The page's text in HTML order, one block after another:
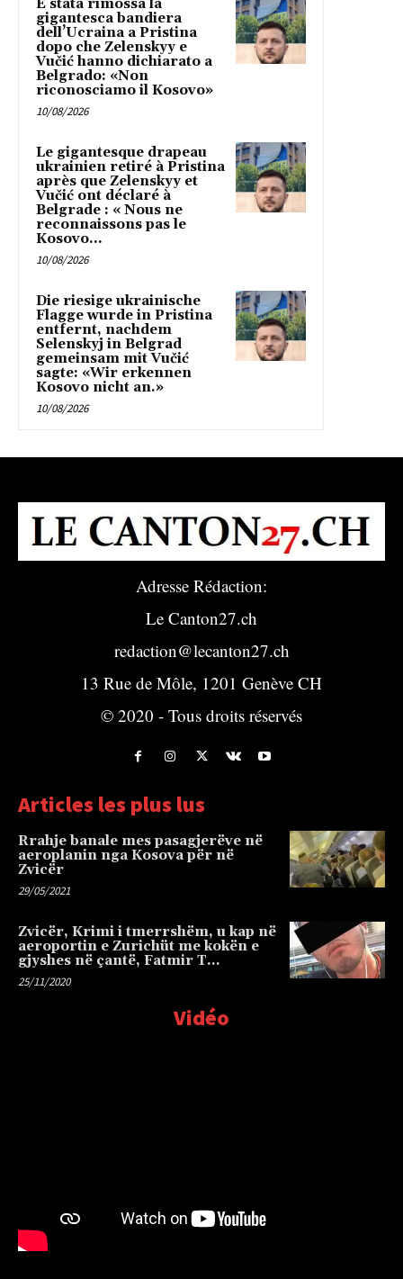
È stata rimossa la
gigantesca bandiera
dell’Ucraina a Pristina
dopo che Zelenskyy e
Vučić hanno dichiarato a
Belgrado: «Non
riconosciamo il Kosovo»
10/08/2026
Le gigantesque drapeau
ukrainien retiré à Pristina
après que Zelenskyy et
Vučić ont déclaré à
Belgrade : « Nous ne
reconnaissons pas le
Kosovo...
10/08/2026
Die riesige ukrainische
Flagge wurde in Pristina
entfernt, nachdem
Selenskyj in Belgrad
gemeinsam mit Vučić
sagte: «Wir erkennen
Kosovo nicht an.»
10/08/2026
Adresse Rédaction:
Le Canton27.ch
redaction@lecanton27.ch
13 Rue de Môle, 1201 Genève CH
© 2020 - Tous droits réservés
Articles les plus lus
Rrahje banale mes pasagjerëve në
aeroplanin nga Kosova për në
Zvicër
29/05/2021
Zvicër, Krimi i tmerrshëm, u kap në
aeroportin e Zurichüt me kokën e
gjyshes në çantë, Fatmir T…
25/11/2020
Vidéo